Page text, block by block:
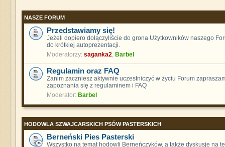
NASZE FORUM
Przedstawiamy się!
Jeżeli dopiero dołączyliście do grona Użytkowników naszego
do krótkiej autoprezentacji.
Moderatorzy: saganka2 Barbel
Regulamin oraz FAQ
Zanim zaczniesz aktywnie uczestniczyć w życiu Forum
zapoznania się z regulaminem i FAQ
Moderator: Barbel
HODOWLA SZWAJCARSKICH PSÓW PASTERSKICH
Berneński Pies Pasterski
Wszystko na temat hodowli Berneńczyków, a także dyskusje na